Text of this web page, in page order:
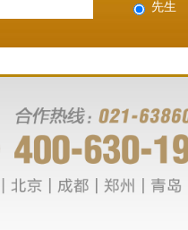
先生